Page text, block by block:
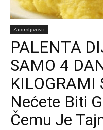
Zanimljivosti
PALENTA
SAMO 4
KILOGRAMI
Nećete Biti
Čemu Je